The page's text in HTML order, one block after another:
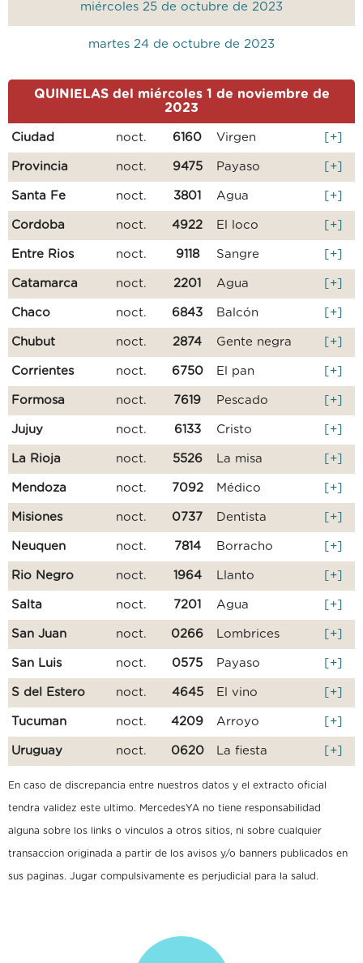
miércoles 25 de octubre de 2023
martes 24 de octubre de 2023
QUINIELAS del miércoles 1 de noviembre de
2023
Ciudad noct. 6160 Virgen [+]
Provincia noct. 9475 Payaso [+]
Santa Fe noct. 3801 Agua [+]
Cordoba noct. 4922 El loco [+]
Entre Rios noct. 9118 Sangre [+]
Catamarca noct. 2201 Agua [+]
Chaco noct. 6843 Balcón [+]
Chubut noct. 2874 Gente negra [+]
Corrientes noct. 6750 El pan [+]
Formosa noct. 7619 Pescado [+]
Jujuy noct. 6133 Cristo [+]
La Rioja noct. 5526 La misa [+]
Mendoza noct. 7092 Médico [+]
Misiones noct. 0737 Dentista [+]
Neuquen noct. 7814 Borracho [+]
Rio Negro noct. 1964 Llanto [+]
Salta noct. 7201 Agua [+]
San Juan noct. 0266 Lombrices [+]
San Luis noct. 0575 Payaso [+]
S del Estero noct. 4645 El vino [+]
Tucuman noct. 4209 Arroyo [+]
Uruguay noct. 0620 La fiesta [+]
En caso de discrepancia entre nuestros datos y el extracto oficial
tendra validez este ultimo. MercedesYA no tiene responsabilidad
alguna sobre los links o vinculos a otros sitios, ni sobre cualquier
transaccion originada a partir de los avisos y/o banners publicados en
sus paginas. Jugar compulsivamente es perjudicial para la salud.